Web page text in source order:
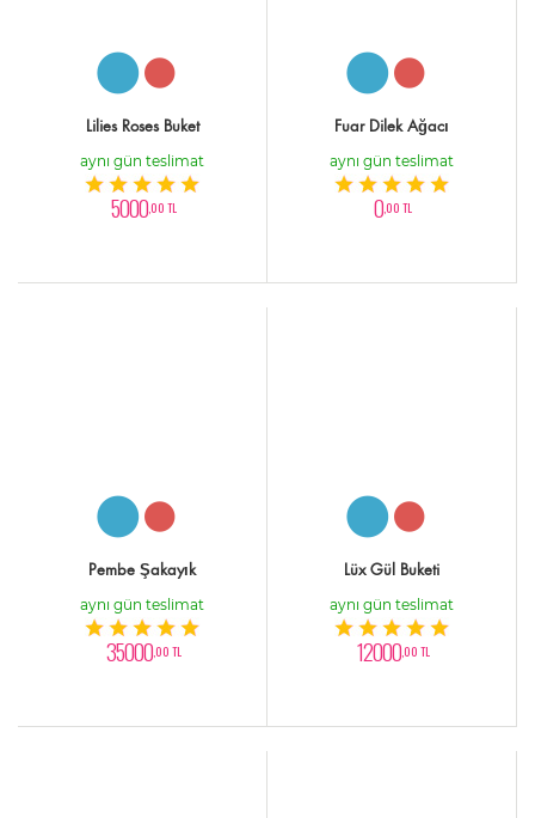
Lilies Roses Buket
aynı gün teslimat
5000,00 TL
Fuar Dilek Ağacı
aynı gün teslimat
0,00 TL
Pembe Şakayık
aynı gün teslimat
35000,00 TL
Lüx Gül Buketi
aynı gün teslimat
12000,00 TL